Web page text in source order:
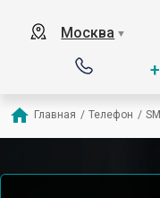
Москва ▼
Главная / Телефон /